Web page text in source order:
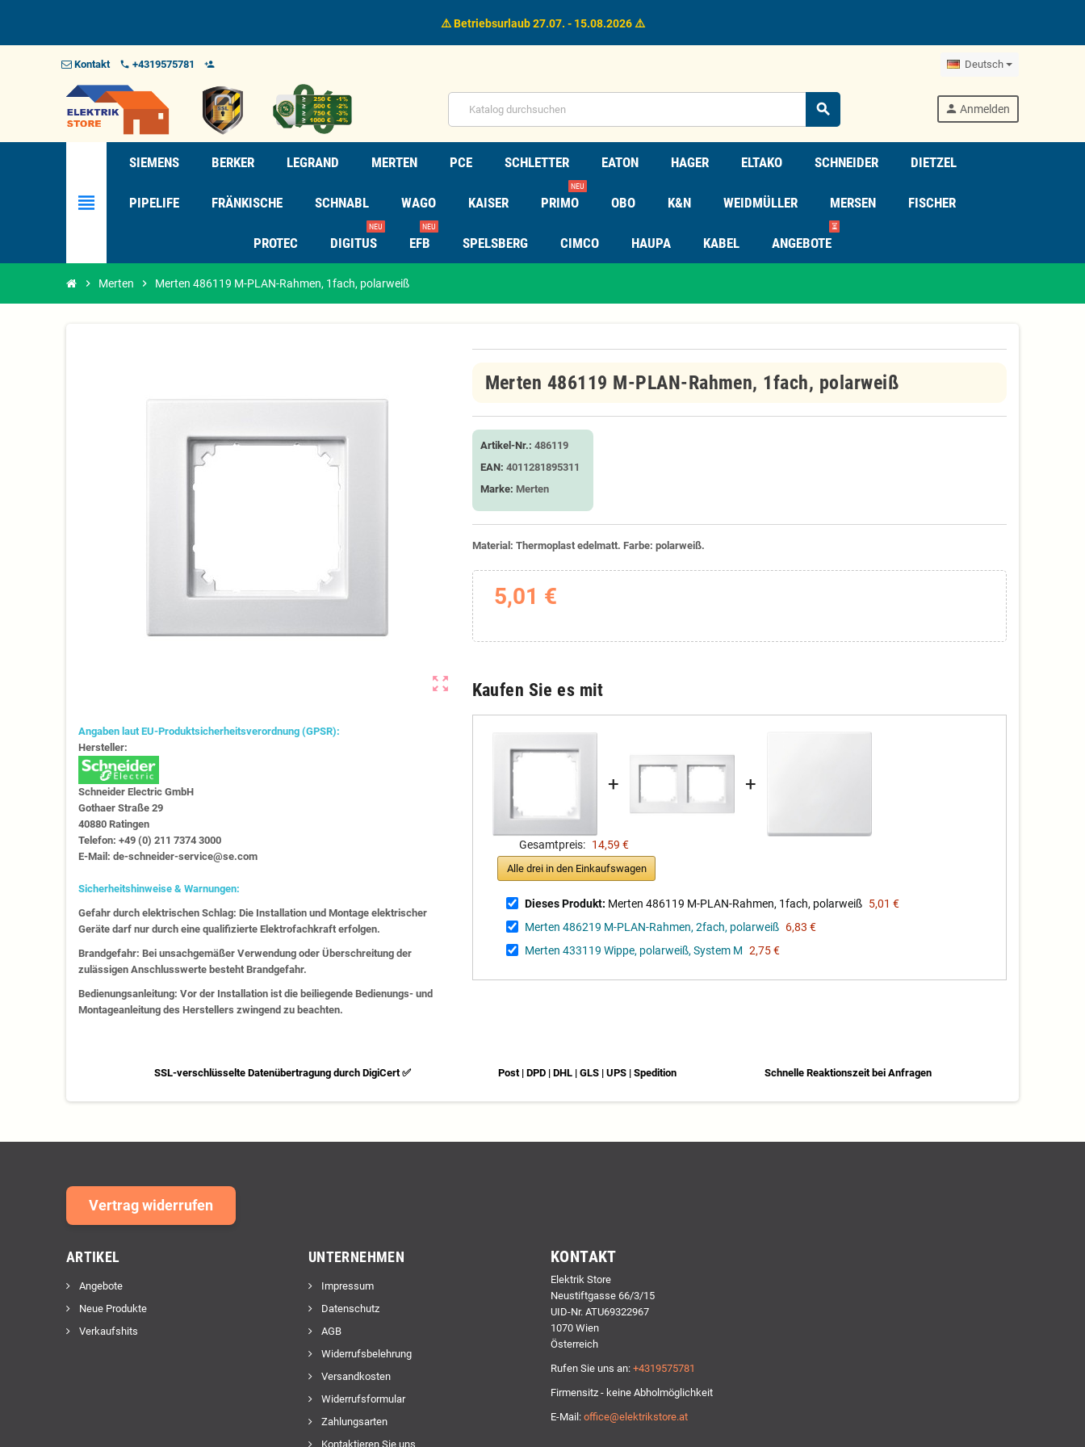
⚠️ Betriebsurlaub 27.07. - 15.08.2026 ⚠️
Kontakt phone +4319575781 person_add_alt_1 Deutsch
search person Anmelden
view_headline
SIEMENS BERKER LEGRAND MERTEN PCE SCHLETTER EATON HAGER ELTAKO SCHNEIDER DIETZEL
PIPELIFE FRÄNKISCHE SCHNABL WAGO KAISER PRIMO
NEU
OBO K&N WEIDMÜLLER MERSEN FISCHER
PROTEC DIGITUS
NEU
EFB
NEU
SPELSBERG CIMCO HAUPA KABEL ANGEBOTE
⏳
chevron_right Merten chevron_right Merten 486119 M-PLAN-Rahmen, 1fach, polarweiß
zoom_out_map
Angaben laut EU-Produktsicherheitsverordnung (GPSR):
Hersteller:
Schneider Electric GmbH
Gothaer Straße 29
40880 Ratingen
Telefon: +49 (0) 211 7374 3000
E-Mail: de-schneider-service@se.com
Sicherheitshinweise & Warnungen:
Gefahr durch elektrischen Schlag: Die Installation und Montage elektrischer
Geräte darf nur durch eine qualifizierte Elektrofachkraft erfolgen.
Brandgefahr: Bei unsachgemäßer Verwendung oder Überschreitung der
zulässigen Anschlusswerte besteht Brandgefahr.
Bedienungsanleitung: Vor der Installation ist die beiliegende Bedienungs- und
Montageanleitung des Herstellers zwingend zu beachten.
Merten 486119 M-PLAN-Rahmen, 1fach, polarweiß
Artikel-Nr.: 486119
EAN: 4011281895311
Marke: Merten
Material: Thermoplast edelmatt. Farbe: polarweiß.
5,01 €
Kaufen Sie es mit
+ +
Gesamtpreis: 14,59 €
Alle drei in den Einkaufswagen
Dieses Produkt: Merten 486119 M-PLAN-Rahmen, 1fach, polarweiß 5,01 €
Merten 486219 M-PLAN-Rahmen, 2fach, polarweiß 6,83 €
Merten 433119 Wippe, polarweiß, System M 2,75 €
SSL-verschlüsselte Datenübertragung durch DigiCert ✅ Post | DPD | DHL | GLS | UPS | Spedition Schnelle Reaktionszeit bei Anfragen
Vertrag widerrufen
ARTIKEL
Angebote
Neue Produkte
Verkaufshits
UNTERNEHMEN
Impressum
Datenschutz
AGB
Widerrufsbelehrung
Versandkosten
Widerrufsformular
Zahlungsarten
Kontaktieren Sie uns
KONTAKT
Elektrik Store
Neustiftgasse 66/3/15
UID-Nr. ATU69322967
1070 Wien
Österreich
Rufen Sie uns an: +4319575781
Firmensitz - keine Abholmöglichkeit
E-Mail: office@elektrikstore.at